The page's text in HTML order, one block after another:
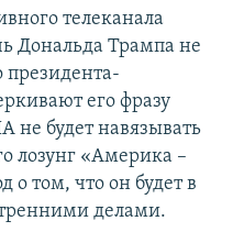
телеканала
Дональда Трампа не
президента-
его фразу
не будет навязывать
лозунг «Америка –
о том, что он будет в
делами.